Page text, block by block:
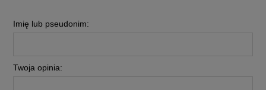
Imię lub pseudonim:
Twoja opinia: